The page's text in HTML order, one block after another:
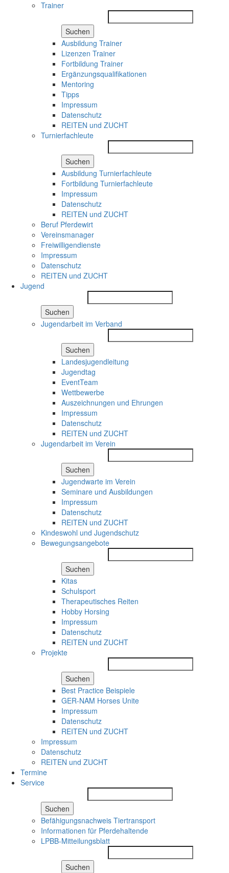
Trainer
Suchen
Ausbildung Trainer
Lizenzen Trainer
Fortbildung Trainer
Ergänzungsqualifikationen
Mentoring
Tipps
Impressum
Datenschutz
REITEN und ZUCHT
Turnierfachleute
Suchen
Ausbildung Turnierfachleute
Fortbildung Turnierfachleute
Impressum
Datenschutz
REITEN und ZUCHT
Beruf Pferdewirt
Vereinsmanager
Freiwilligendienste
Impressum
Datenschutz
REITEN und ZUCHT
Jugend
Suchen
Jugendarbeit im Verband
Suchen
Landesjugendleitung
Jugendtag
EventTeam
Wettbewerbe
Auszeichnungen und Ehrungen
Impressum
Datenschutz
REITEN und ZUCHT
Jugendarbeit im Verein
Suchen
Jugendwarte im Verein
Seminare und Ausbildungen
Impressum
Datenschutz
REITEN und ZUCHT
Kindeswohl und Jugendschutz
Bewegungsangebote
Suchen
Kitas
Schulsport
Therapeutisches Reiten
Hobby Horsing
Impressum
Datenschutz
REITEN und ZUCHT
Projekte
Suchen
Best Practice Beispiele
GER-NAM Horses Unite
Impressum
Datenschutz
REITEN und ZUCHT
Impressum
Datenschutz
REITEN und ZUCHT
Termine
Service
Suchen
Befähigungsnachweis Tiertransport
Informationen für Pferdehaltende
LPBB-Mitteilungsblatt
Suchen